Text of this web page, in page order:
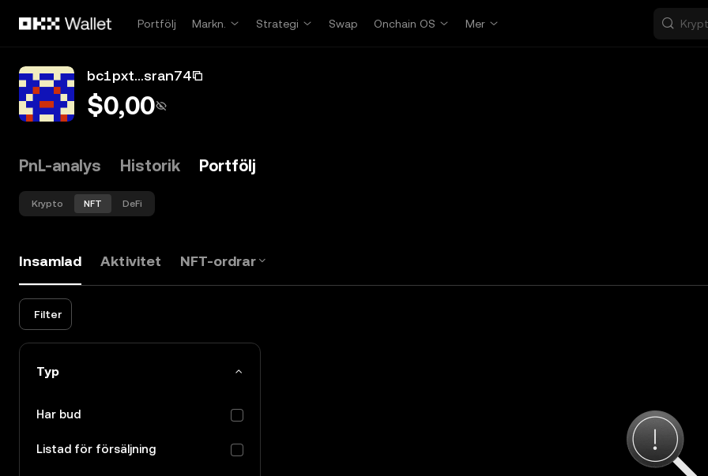
Portfölj
Markn. Strategi Swap Onchain OS Mer
bc1pxt...sran74
$0,00
PnL-analys Historik Portfölj
Krypto NFT DeFi
Insamlad Aktivitet NFT-ordrar
Filter
Typ
Har bud
Listad för försäljning